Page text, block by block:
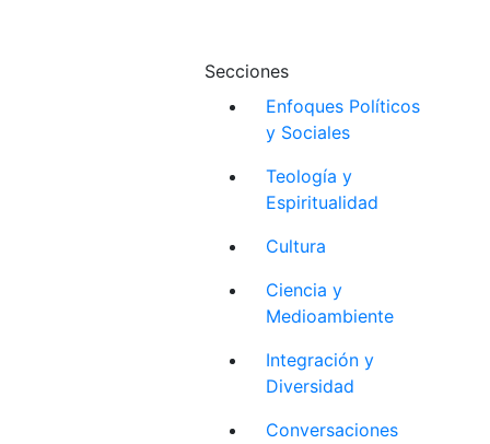
Secciones
Enfoques Políticos
y Sociales
Teología y
Espiritualidad
Cultura
Ciencia y
Medioambiente
Integración y
Diversidad
Conversaciones